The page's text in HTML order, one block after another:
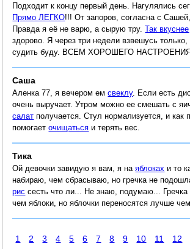
Подходит к концу первый день. Нагулялись
Прямо ЛЕГКО!!! От запоров, согласна с
Правда я её не варю, а сырую тру.Так вкуснее
здорово. Я через три недели взвешусь
судить буду. ВСЕМ ХОРОШЕГО
Саша
Аленка 77, я вечером емсвеклу. Если есть
очень выручает. Утром можно ее смешать с
салат получается. Стул нормализуется, и как
помогаеточищаться и терять вес.
Тика
Ой девочки завидую я вам, я наяблоках и то
набираю, чем сбрасываю, но гречка не
рис сесть что ли... Не знаю, подумаю...
чем яблоки, но яблочки переносятся лучше чем
1 2 3 4 5 6 7 8 9 10 11 12